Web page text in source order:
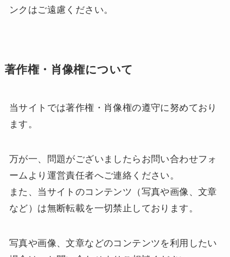
ンクはご遠慮ください。
著作権・肖像権について
当サイトでは著作権・肖像権の遵守に努めており
ます。
万が一、問題がございましたらお問い合わせフォ
ームより運営責任者へご連絡ください。
また、当サイトのコンテンツ（写真や画像、文章
など）は無断転載を一切禁止しております。
写真や画像、文章などのコンテンツを利用したい